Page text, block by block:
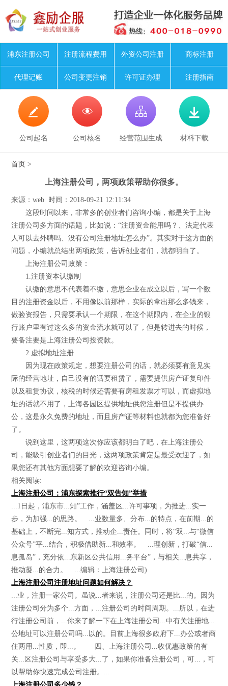
浦东注册公司 注册流程费用 外资公司注册 商标注册
代理记账 公司变更注销 许可证办理 注册指南

公司起名

公司核名

经营范围生成

材料下载
首页 >
上海注册公司，两项政策帮助你很多。
来源：web 时间：2018-09-21 12:11:34
这段时间以来，非常多的创业者们咨询小编，都是关于上海
注册公司多方面的话题，比如说：“注册资金能用吗？、法定代表
人可以去外聘吗、没有公司注册地址怎么办”。其实对于这方面的
问题，小编就总结出两项政策，告诉创业者们，就都明白了。
上海注册公司政策：
1.注册资本认缴制
认缴的意思不代表着不缴，意思企业在成立以后，写一个数
目的注册资金以后，不用像以前那样，实际的拿出那么多钱来，
做验资报告，只需要承认一个期限，在这个期限内，在企业的银
行账户里有过这么多的资金流水就可以了，但是转进去的时候，
要备注要是上海注册公司投资款。
2.虚拟地址注册
因为现在政策规定，想要注册公司的话，就必须要有意见实
际的经营地址，自己没有的话要租赁了，需要提供房产证复印件
以及租赁协议，核税的时候还需要有房租发票才可以，而虚拟地
址的话就不用了，上海各园区提供地址供您注册但是不提供办
公，这是永久免费的地址，而且房产证等材料也就都为您准备好
了。
说到这里，这两项这次你应该都明白了吧，在上海注册公
司，能吸引创业者们的目光，这两项政策肯定是最受欢迎了，如
果您还有其他方面想要了解的欢迎咨询小编。
相关阅读:
上海注册公司：浦东探索推行“双告知”举措
...1日起，浦东市...知”工作，涵盖区...许可事项，为推进...实一
步，为加强...的思路。 ...业数量多、分布...的特点，在前期...的
基础上，不断完...知方式，推动企...责任。同时，将“双...与“微信
公众号”平...结合，积极借助新...和效率。 ...理创新，打破“信...
息孤岛”，充分依...东新区公共信用...务平台”，与相关...息共享，
推动凝...的合力。 ...编辑：上海注册公司)
上海注册公司注册地址问题如何解决？
...业，注册一家公司。虽说...者来说，注册公司还是比...的。因为
注册公司分为多个...方面，...注册公司的时间周期。...所以，在进
行注册公司前，...你来了解一下在上海注册公司...中有关注册地...
公地址可以注册公司吗...以的。目前上海很多政府下...办公或者商
住两用...性质，即...。 四、上海注册公司...收优惠政策的有
关...区注册公司与享受多大...了，如果你准备注册公司，可...，可
以帮助你快速完成公司注册。...